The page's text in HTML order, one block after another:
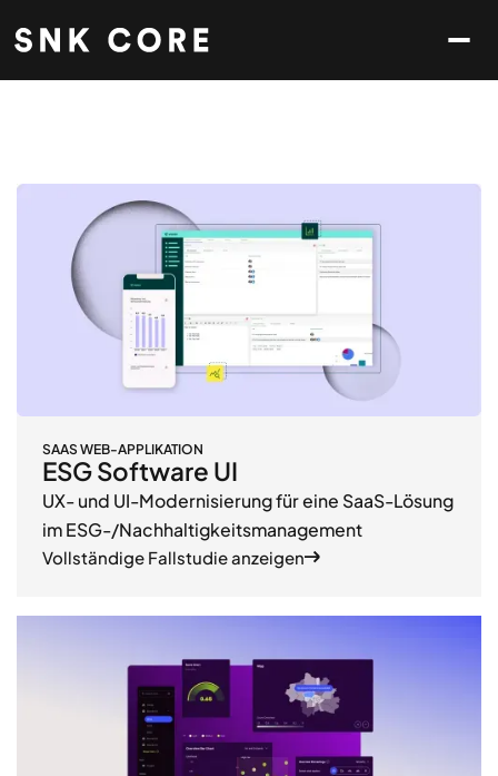
SAAS WEB-APPLIKATION
ESG Software UI
UX- und UI-Modernisierung für eine SaaS-Lösung
im ESG-/Nachhaltigkeitsmanagement
Vollständige Fallstudie anzeigen